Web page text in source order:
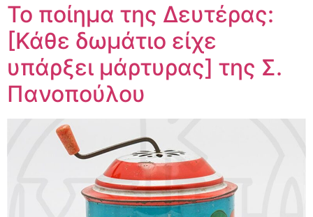
Το ποίημα της Δευτέρας:
[Κάθε δωμάτιο είχε
υπάρξει μάρτυρας] της Σ.
Πανοπούλου